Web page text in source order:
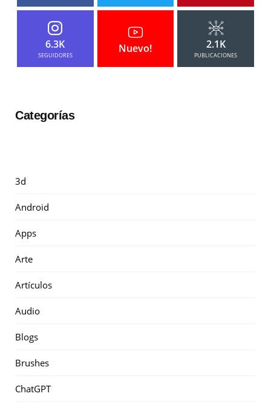
6.3K
SEGUIDORES
Nuevo! 2.1K
PUBLICACIONES
Categorías
3d
Android
Apps
Arte
Artículos
Audio
Blogs
Brushes
ChatGPT